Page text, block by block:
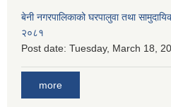
बेनी नगरपालिकाको घरपालुवा तथा
२०८१
Post date: Tuesday, March 18,
more